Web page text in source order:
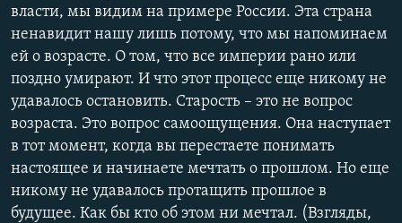
власти, мы видим на примере России. Эта страна
ненавидит нашу лишь потому, что мы напоминаем
ей о возрасте. О том, что все империи рано или
поздно умирают. И что этот процесс еще никому не
удавалось остановить. Старость – это не вопрос
возраста. Это вопрос самоощущения. Она наступает
в тот момент, когда вы перестаете понимать
настоящее и начинаете мечтать о прошлом. Но еще
никому не удавалось протащить прошлое в
будущее. Как бы кто об этом ни мечтал. (Взгляды,